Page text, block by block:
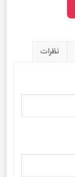
نظرات